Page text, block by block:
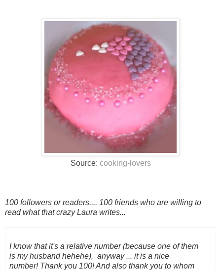
Source: cooking-lovers
100 followers or readers.... 100 friends who are willing to
readwhat that crazy Laura writes...
I know thatit's a relative number (because one of them
is my husband hehehe), anyway ... itis a nice
number! Thank you 100! And also thank you to whom